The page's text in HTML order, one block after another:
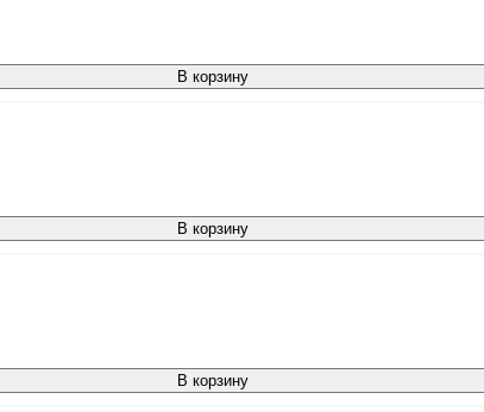
В корзину
В корзину
В корзину